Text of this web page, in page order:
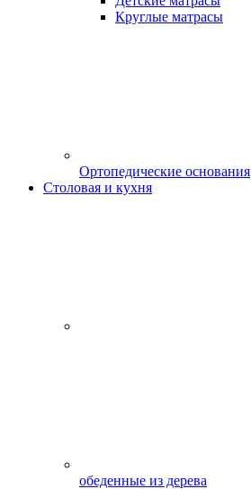
Круглые матрасы
Ортопедические основания
Столовая и кухня
обеденные из дерева